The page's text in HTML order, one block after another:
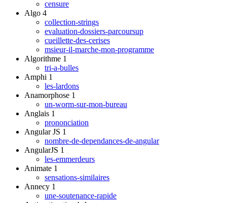
censure
Algo 4
collection-strings
evaluation-dossiers-parcoursup
cueillette-des-cerises
msieur-il-marche-mon-programme
Algorithme 1
tri-a-bulles
Amphi 1
les-lardons
Anamorphose 1
un-worm-sur-mon-bureau
Anglais 1
prononciation
Angular JS 1
nombre-de-dependances-de-angular
AngularJS 1
les-emmerdeurs
Animate 1
sensations-similaires
Annecy 1
une-soutenance-rapide